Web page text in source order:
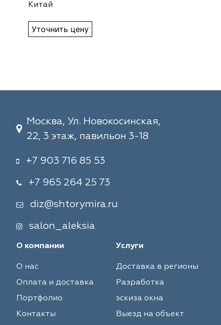
Китай
Уточнить цену
Москва, Ул. Новокосинская,
22, 3 этаж, павильон 3-18
+7 903 716 85 53
+7 965 264 25 73
diz@shtorymira.ru
salon_aleksia
О компании
О нас
Оплата и доставка
Портфолио
Контакты
Услуги
Доставка в регионы
Разработка
эскиза окна
Выезд на объект